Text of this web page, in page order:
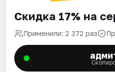
Скидка 17% на
Применили: 2 372 раз